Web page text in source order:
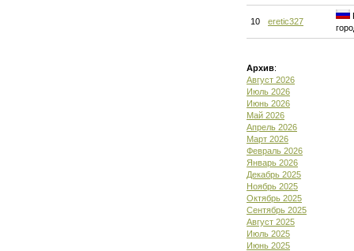
10 eretic327
Архив:
Август 2026
Июль 2026
Июнь 2026
Май 2026
Апрель 2026
Март 2026
Февраль 2026
Январь 2026
Декабрь 2025
Ноябрь 2025
Октябрь 2025
Сентябрь 2025
Август 2025
Июль 2025
Июнь 2025